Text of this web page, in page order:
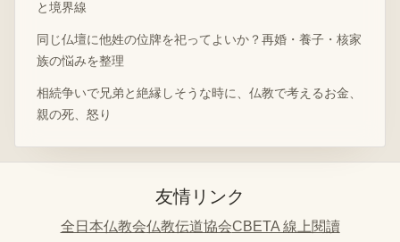
と境界線
同じ仏壇に他姓の位牌を祀ってよいか？再婚・養子・核家
族の悩みを整理
相続争いで兄弟と絶縁しそうな時に、仏教で考えるお金、
親の死、怒り
友情リンク
全日本仏教会仏教伝道協会CBETA 線上閱讀